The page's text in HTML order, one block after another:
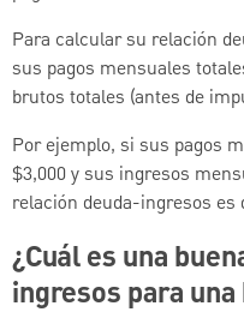
Para calcular su relación
sus pagos mensuales
brutos totales (antes de
Por ejemplo, si sus pagos
$3,000 y sus ingresos
relación deuda-ingresos es
¿Cuál es una
ingresos para